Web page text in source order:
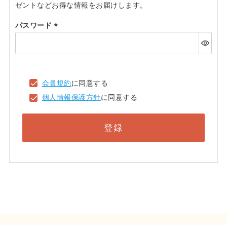
ゼントなどお得な情報をお届けします。
パスワード
須)
会員規約に同意する
個人情報保護方針に同意する
登録